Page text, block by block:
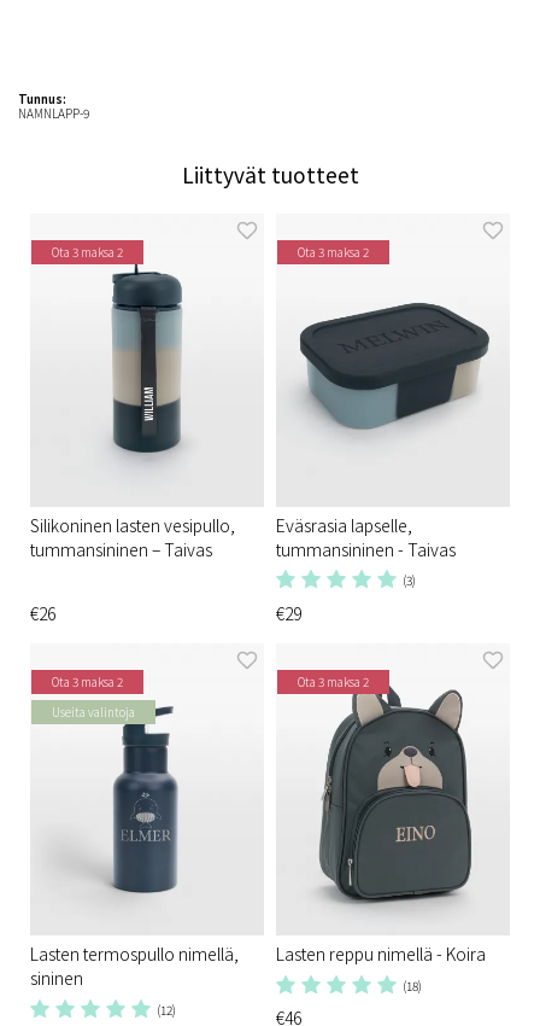
Tunnus:
NAMNLAPP-9
Liittyvät tuotteet
Ota 3 maksa 2
Silikoninen lasten vesipullo,
tummansininen – Taivas
€26
Ota 3 maksa 2
Eväsrasia lapselle,
tummansininen - Taivas
(3)
€29
Ota 3 maksa 2
Useita valintoja
Lasten termospullo nimellä,
sininen
(12)
Ota 3 maksa 2
Lasten reppu nimellä - Koira
(18)
€46